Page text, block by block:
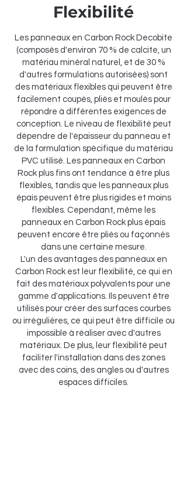
Flexibilité
Les panneaux en Carbon Rock Decobite
(composés d'environ 70 % de calcite, un
matériau minéral naturel, et de 30 %
d'autres formulations autorisées) sont
des matériaux flexibles qui peuvent être
facilement coupés, pliés et moulés pour
répondre à différentes exigences de
conception. Le niveau de flexibilité peut
dépendre de l'épaisseur du panneau et
de la formulation spécifique du matériau
PVC utilisé. Les panneaux en Carbon
Rock plus fins ont tendance à être plus
flexibles, tandis que les panneaux plus
épais peuvent être plus rigides et moins
flexibles. Cependant, même les
panneaux en Carbon Rock plus épais
peuvent encore être pliés ou façonnés
dans une certaine mesure.
L'un des avantages des panneaux en
Carbon Rock est leur flexibilité, ce qui en
fait des matériaux polyvalents pour une
gamme d'applications. Ils peuvent être
utilisés pour créer des surfaces courbes
ou irrégulières, ce qui peut être difficile ou
impossible à réaliser avec d'autres
matériaux. De plus, leur flexibilité peut
faciliter l'installation dans des zones
avec des coins, des angles ou d'autres
espaces difficiles.